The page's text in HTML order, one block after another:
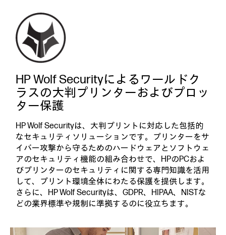
HP Wolf Securityによるワールドク
ラスの大判プリンターおよびプロッ
ター保護
HP Wolf Securityは、大判プリントに対応した包括的
なセキュリティソリューションです。プリンターをサ
イバー攻撃から守るためのハードウェアとソフトウェ
アのセキュリティ機能の組み合わせで、HPのPCおよ
びプリンターのセキュリティに関する専門知識を活用
して、プリント環境全体にわたる保護を提供します。
さらに、HP Wolf Securityは、GDPR、HIPAA、NISTな
どの業界標準や規制に準拠するのに役立ちます。